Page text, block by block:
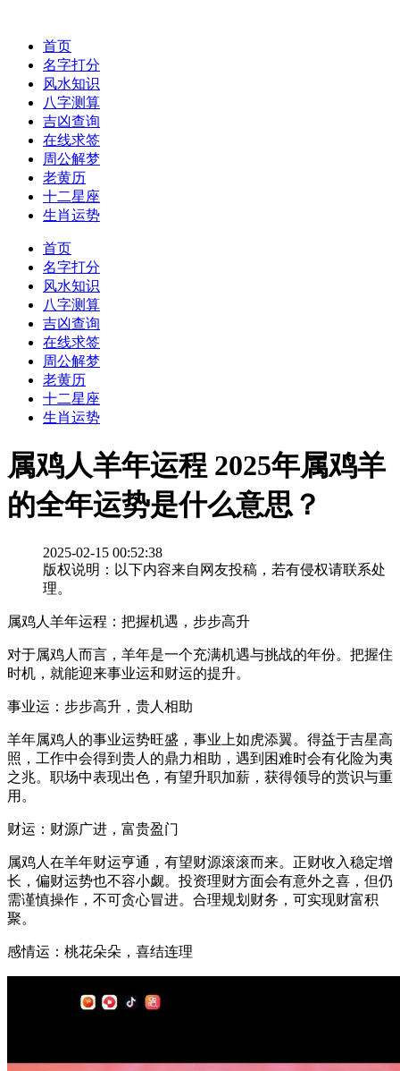
首页
名字打分
风水知识
八字测算
吉凶查询
在线求签
周公解梦
老黄历
十二星座
生肖运势
首页
名字打分
风水知识
八字测算
吉凶查询
在线求签
周公解梦
老黄历
十二星座
生肖运势
属鸡人羊年运程 2025年属鸡羊
的全年运势是什么意思？
2025-02-15 00:52:38
版权说明：以下内容来自网友投稿，若有侵权请联系处
理。
属鸡人羊年运程：把握机遇，步步高升
对于属鸡人而言，羊年是一个充满机遇与挑战的年份。把握住
时机，就能迎来事业运和财运的提升。
事业运：步步高升，贵人相助
羊年属鸡人的事业运势旺盛，事业上如虎添翼。得益于吉星高
照，工作中会得到贵人的鼎力相助，遇到困难时会有化险为夷
之兆。职场中表现出色，有望升职加薪，获得领导的赏识与重
用。
财运：财源广进，富贵盈门
属鸡人在羊年财运亨通，有望财源滚滚而来。正财收入稳定增
长，偏财运势也不容小觑。投资理财方面会有意外之喜，但仍
需谨慎操作，不可贪心冒进。合理规划财务，可实现财富积
聚。
感情运：桃花朵朵，喜结连理